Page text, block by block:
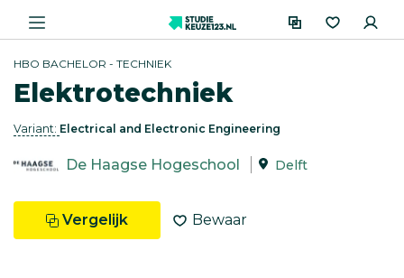
HBO BACHELOR - TECHNIEK
Elektrotechniek
Variant: Electrical and Electronic Engineering
De Haagse Hogeschool Delft
Vergelijk Bewaar